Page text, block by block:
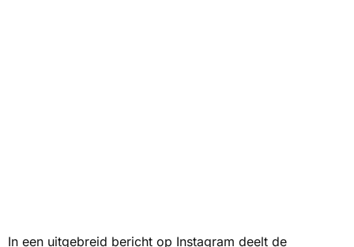
In een uitgebreid bericht op Instagram deelt de